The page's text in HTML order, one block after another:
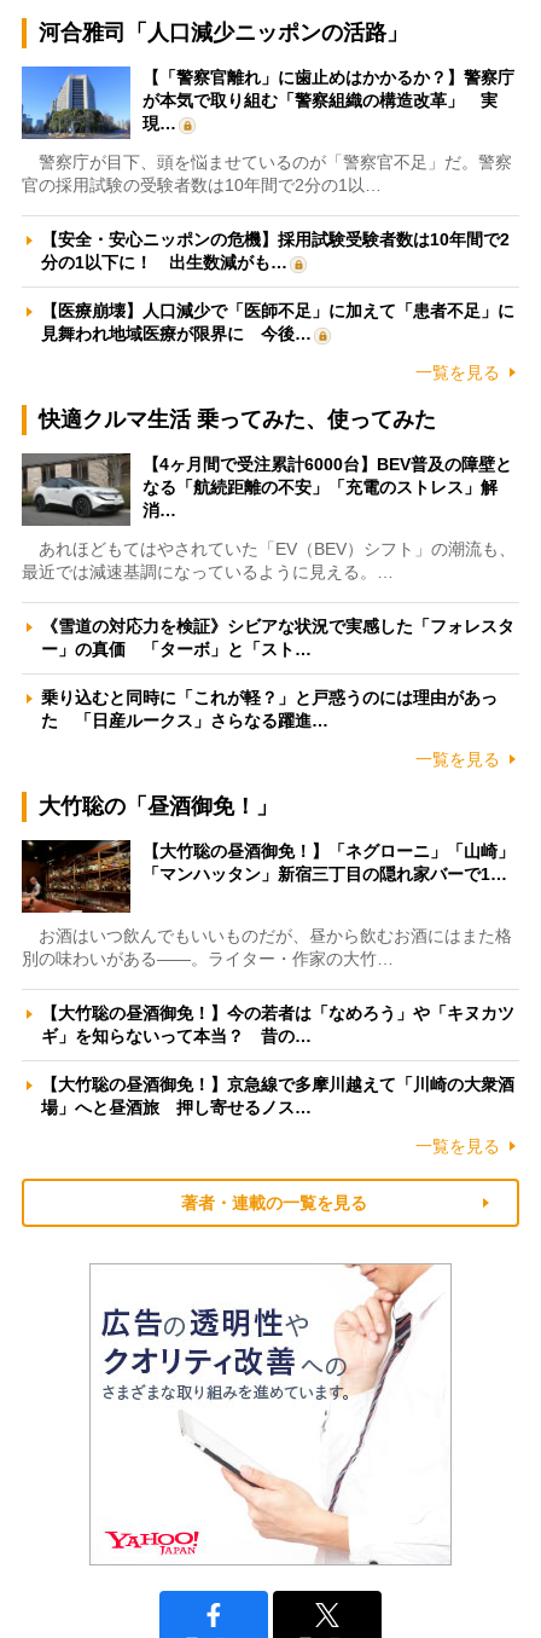
河合雅司「人口減少ニッポンの活路」
【「警察官離れ」に歯止めはかかるか？】警察庁
が本気で取り組む「警察組織の構造改革」 実
現…
警察庁が目下、頭を悩ませているのが「警察官不足」だ。警察
官の採用試験の受験者数は10年間で2分の1以…
【安全・安心ニッポンの危機】採用試験受験者数は10年間で2
分の1以下に！ 出生数減がも…
【医療崩壊】人口減少で「医師不足」に加えて「患者不足」に
見舞われ地域医療が限界に 今後…
一覧を見る
快適クルマ生活 乗ってみた、使ってみた
【4ヶ月間で受注累計6000台】BEV普及の障壁と
なる「航続距離の不安」「充電のストレス」解
消…
あれほどもてはやされていた「EV（BEV）シフト」の潮流も、
最近では減速基調になっているように見える。…
《雪道の対応力を検証》シビアな状況で実感した「フォレスタ
ー」の真価 「ターボ」と「スト…
乗り込むと同時に「これが軽？」と戸惑うのには理由があっ
た 「日産ルークス」さらなる躍進…
一覧を見る
大竹聡の「昼酒御免！」
【大竹聡の昼酒御免！】「ネグローニ」「山崎」
「マンハッタン」新宿三丁目の隠れ家バーで1…
お酒はいつ飲んでもいいものだが、昼から飲むお酒にはまた格
別の味わいがある――。ライター・作家の大竹…
【大竹聡の昼酒御免！】今の若者は「なめろう」や「キヌカツ
ギ」を知らないって本当？ 昔の…
【大竹聡の昼酒御免！】京急線で多摩川越えて「川崎の大衆酒
場」へと昼酒旅 押し寄せるノス…
一覧を見る
著者・連載の一覧を見る